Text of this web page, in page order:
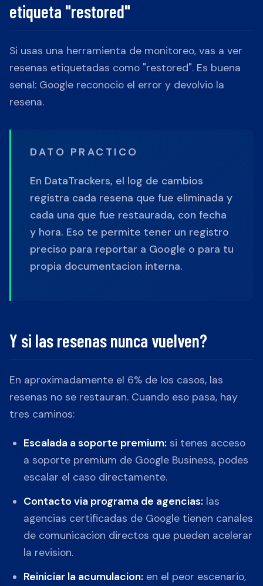
etiqueta "restored"
Si usas una herramienta de monitoreo, vas a ver
resenas etiquetadas como "restored". Es buena
senal: Google reconocio el error y devolvio la
resena.
DATO PRACTICO
En DataTrackers, el log de cambios
registra cada resena que fue eliminada y
cada una que fue restaurada, con fecha
y hora. Eso te permite tener un registro
preciso para reportar a Google o para tu
propia documentacion interna.
Y si las resenas nunca vuelven?
En aproximadamente el 6% de los casos, las
resenas no se restauran. Cuando eso pasa, hay
tres caminos:
Escalada a soporte premium: si tenes acceso
a soporte premium de Google Business, podes
escalar el caso directamente.
Contacto via programa de agencias: las
agencias certificadas de Google tienen canales
de comunicacion directos que pueden acelerar
la revision.
Reiniciar la acumulacion: en el peor escenario,